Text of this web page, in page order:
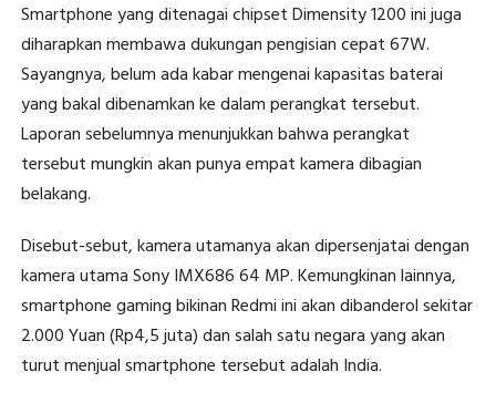
Smartphone yang ditenagai chipset Dimensity 1200 ini juga
diharapkan membawa dukungan pengisian cepat 67W.
Sayangnya, belum ada kabar mengenai kapasitas baterai
yang bakal dibenamkan ke dalam perangkat tersebut.
Laporan sebelumnya menunjukkan bahwa perangkat
tersebut mungkin akan punya empat kamera dibagian
belakang.
Disebut-sebut, kamera utamanya akan dipersenjatai dengan
kamera utama Sony IMX686 64 MP. Kemungkinan lainnya,
smartphone gaming bikinan Redmi ini akan dibanderol sekitar
2.000 Yuan (Rp4,5 juta) dan salah satu negara yang akan
turut menjual smartphone tersebut adalah India.